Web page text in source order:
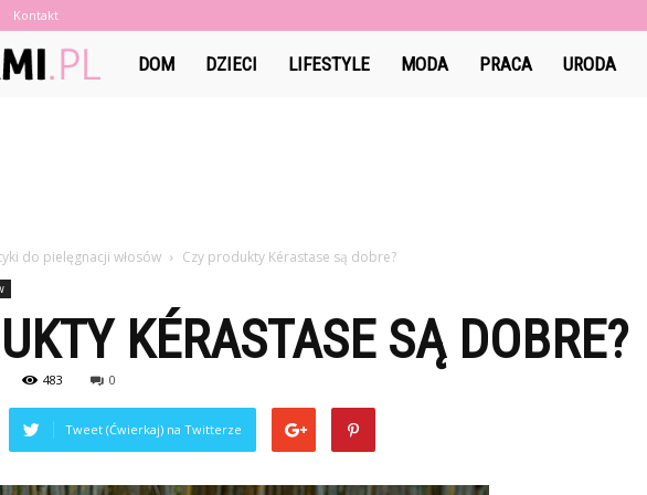
Kontakt
Jami-
DOM DZIECI LIFESTYLE MODA PRACA URODA
do pielęgnacji włosów Czy produkty Kérastase są dobre?
KÉRASTASE SĄ DOBRE?
483 0
Tweet (Ćwierkaj) na Twitterze